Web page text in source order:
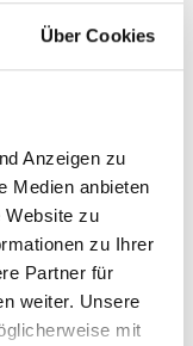
Über Cookies
Anzeigen zu
Medien anbieten
Website zu
zu Ihrer
Partner für
weiter. Unsere
mit